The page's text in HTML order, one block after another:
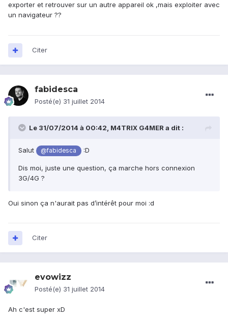
exporter et retrouver sur un autre appareil ok ,mais exploiter avec
un navigateur ??
Citer
fabidesca
Posté(e) 31 juillet 2014
Le 31/07/2014 à 00:42, M4TRIX G4MER a dit :
Salut @fabidesca :D
Dis moi, juste une question, ça marche hors connexion
3G/4G ?
Oui sinon ça n'aurait pas d’intérêt pour moi :d
Citer
evowizz
Posté(e) 31 juillet 2014
Ah c'est super xD